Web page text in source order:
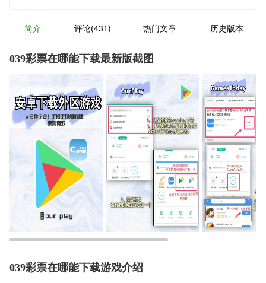
简介 评论(431) 热门文章 历史版本
039彩票在哪能下载最新版截图
039彩票在哪能下载游戏介绍